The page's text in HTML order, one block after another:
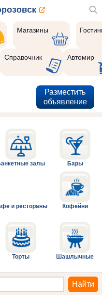
Магазины
Справочник Автомир
Разместить
объявление
залы Бары
и рестораны Кофейни
Торты Шашлычные